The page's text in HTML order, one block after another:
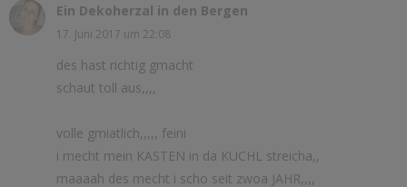
Ein Dekoherzal in den Bergen
17. Juni 2017 um 22:08
des hast richtig gmacht
schaut toll aus,,,,
volle gmiatlich,,,,, feini
i mecht mein KASTEN in da KUCHL streicha,,
maaaah des mecht i scho seit zwoa JAHR,,,,